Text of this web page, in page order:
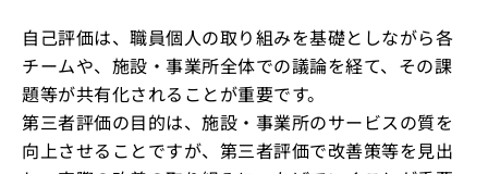
自己評価は、職員個人の取り組みを基礎としながら各
チームや、施設・事業所全体での議論を経て、その課
題等が共有化されることが重要です。
第三者評価の目的は、施設・事業所のサービスの質を
向上させることですが、第三者評価で改善策等を見出